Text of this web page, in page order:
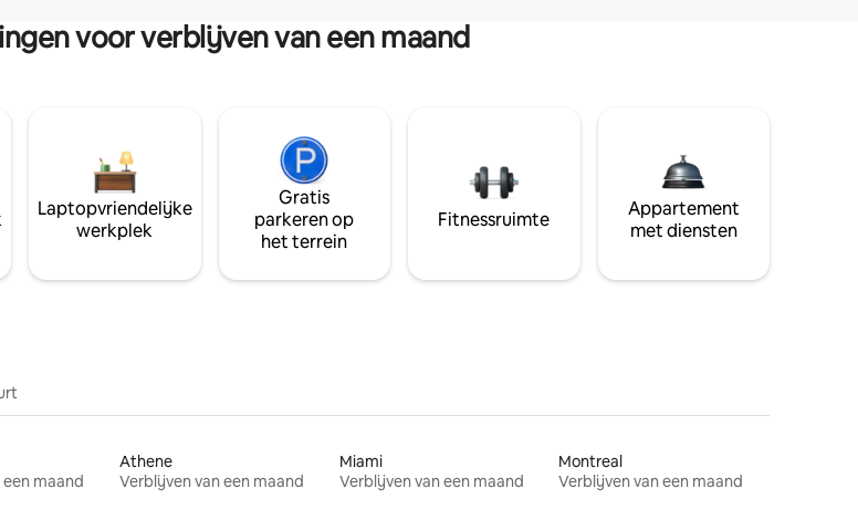
voor verblijven van een maand
Laptopvriendelijke
werkplek
Gratis
parkeren op
het terrein
Fitnessruimte
Appartement
met diensten
maand
Athene
Verblijven van een maand
Miami
Verblijven van een maand
Montreal
Verblijven van een maand